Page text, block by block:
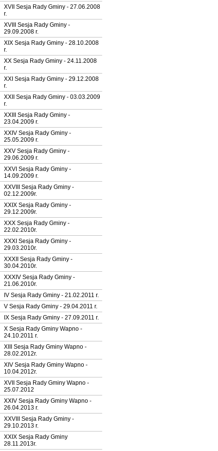
XVII Sesja Rady Gminy - 27.06.2008
r.
XVIII Sesja Rady Gminy -
29.09.2008 r.
XIX Sesja Rady Gminy - 28.10.2008
r.
XX Sesja Rady Gminy - 24.11.2008
r.
XXI Sesja Rady Gminy - 29.12.2008
r.
XXII Sesja Rady Gminy - 03.03.2009
r.
XXIII Sesja Rady Gminy -
23.04.2009 r.
XXIV Sesja Rady Gminy -
25.05.2009 r.
XXV Sesja Rady Gminy -
29.06.2009 r.
XXVI Sesja Rady Gminy -
14.09.2009 r.
XXVIII Sesja Rady Gminy -
02.12.2009r.
XXIX Sesja Rady Gminy -
29.12.2009r.
XXX Sesja Rady Gminy -
22.02.2010r.
XXXI Sesja Rady Gminy -
29.03.2010r.
XXXII Sesja Rady Gminy -
30.04.2010r.
XXXIV Sesja Rady Gminy -
21.06.2010r.
IV Sesja Rady Gminy - 21.02.2011 r.
V Sesja Rady Gminy - 29.04.2011 r.
IX Sesja Rady Gminy - 27.09.2011 r.
X Sesja Rady Gminy Wapno -
24.10.2011 r.
XIII Sesja Rady Gminy Wapno -
28.02.2012r.
XIV Sesja Rady Gminy Wapno -
10.04.2012r.
XVII Sesja Rady Gminy Wapno -
25.07.2012
XXIV Sesja Rady Gminy Wapno -
26.04.2013 r.
XXVIII Sesja Rady Gminy -
29.10.2013 r.
XXIX Sesja Rady Gminy
28.11.2013r.